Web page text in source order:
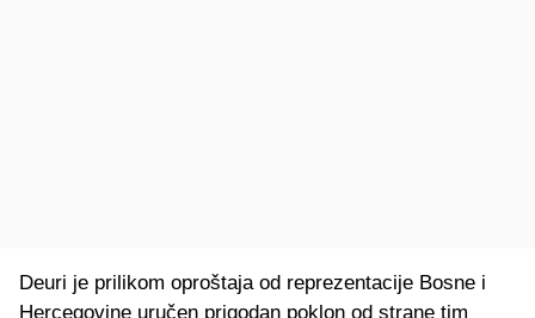
Deuri je prilikom oproštaja od reprezentacije Bosne i
Hercegovine uručen prigodan poklon od strane tim